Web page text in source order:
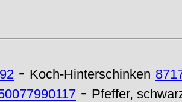
- Koch-Hinterschinken
- Pfeffer,